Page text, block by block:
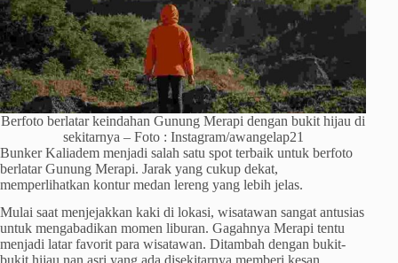
Berfoto berlatar keindahan Gunung Merapi dengan bukit hijau di
sekitarnya – Foto : Instagram/awangelap21
Bunker Kaliadem menjadi salah satu spot terbaik untuk berfoto
berlatar Gunung Merapi. Jarak yang cukup dekat,
memperlihatkan kontur medan lereng yang lebih jelas.
Mulai saat menjejakkan kaki di lokasi, wisatawan sangat antusias
untuk mengabadikan momen liburan. Gagahnya Merapi tentu
menjadi latar favorit para wisatawan. Ditambah dengan bukit-
bukit hijau nan asri yang ada disekitarnya memberi kesan